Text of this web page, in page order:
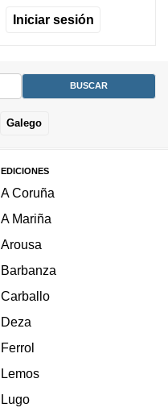
Iniciar sesión
Galego
EDICIONES
A Coruña
A Mariña
Arousa
Barbanza
Carballo
Deza
Ferrol
Lemos
Lugo